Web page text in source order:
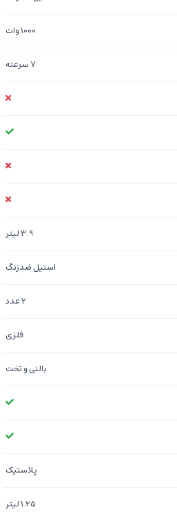
1000 وات
7 سرعته
3.9 لیتر
استیل ضدزنگ
2 عدد
فلزی
بالنی و تخت
پلاستیک
1.25 لیتر